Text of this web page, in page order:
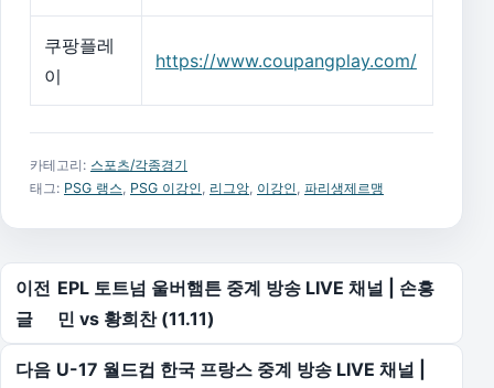
쿠팡플레
이
https://www.coupangplay.com/
카테고리: 스포츠/각종경기
태그: PSG 랭스, PSG 이강인, 리그앙, 이강인, 파리생제르맹
글 탐색
이전
글
EPL 토트넘 울버햄튼 중계 방송 LIVE 채널 | 손흥
민 vs 황희찬 (11.11)
다음 U-17 월드컵 한국 프랑스 중계 방송 LIVE 채널 |